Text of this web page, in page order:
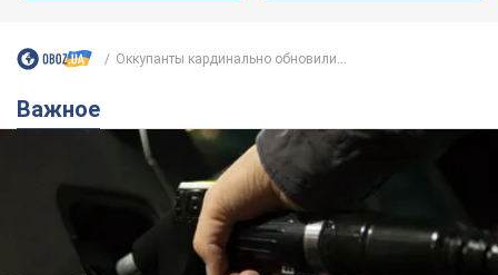
Оккупанты кардинально обновили...
Важное